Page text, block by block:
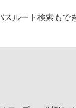
ルート検索もで